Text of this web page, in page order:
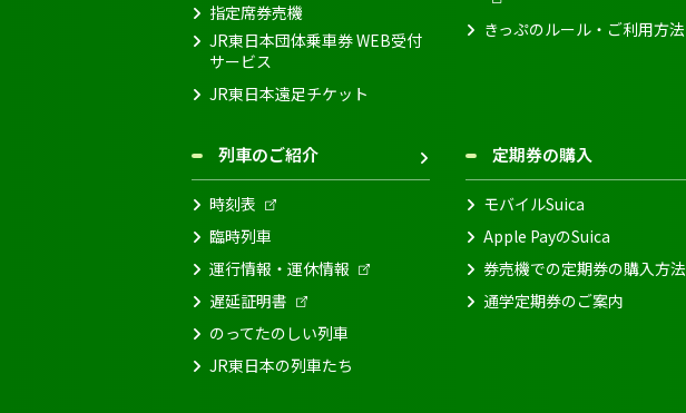
指定席券売機
JR東日本団体乗車券 WEB受付
サービス
JR東日本遠足チケット
きっぷのルール・ご利用方法
列車のご紹介
時刻表
臨時列車
運行情報・運休情報
遅延証明書
のってたのしい列車
JR東日本の列車たち
定期券の購入
モバイルSuica
Apple PayのSuica
券売機での定期券の購入方法
通学定期券のご案内